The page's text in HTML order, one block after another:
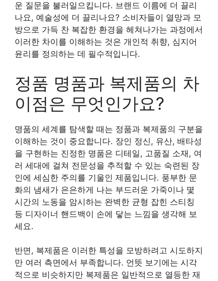
운 질문을 불러일으킵니다. 브랜드 이름에 더 끌리
나요, 예술성에 더 끌리나요? 소비자들이 열망과 모
방으로 가득 찬 복잡한 환경을 헤쳐나가는 과정에서
이러한 차이를 이해하는 것은 개인적 취향, 심지어
윤리를 정의하는 데 필수적입니다.
정품 명품과 복제품의 차
이점은 무엇인가요?
명품의 세계를 탐색할 때는 정품과 복제품의 구분을
이해하는 것이 중요합니다. 장인 정신, 유산, 배타성
을 구현하는 진정한 명품은 디테일, 고품질 소재, 여
러 세대에 걸쳐 전문성을 추적할 수 있는 숙련된 장
인에 세심한 주의를 기울인 제품입니다. 풍부한 문
화의 냄새가 은은하게 나는 부드러운 가죽이나 몇
시간의 노동을 암시하는 완벽한 균형 잡힌 스티칭
등 디자이너 핸드백이 손에 닿는 느낌을 생각해 보
세요.
반면, 복제품은 이러한 특성을 모방하려고 시도하지
만 여러 측면에서 부족합니다. 언뜻 보기에는 시각
적으로 비슷하지만 복제품은 일반적으로 열등한 재